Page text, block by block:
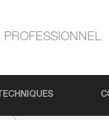
PROFESSIONNEL